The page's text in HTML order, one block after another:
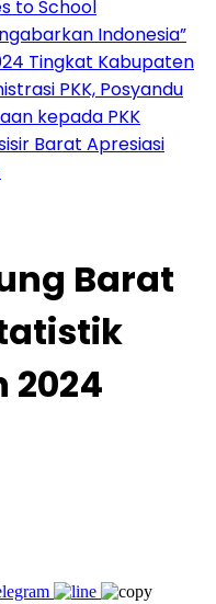
to School
Indonesia”
Tingkat Kabupaten
PKK, Posyandu
kepada PKK
Barat Apresiasi
Barat
2024